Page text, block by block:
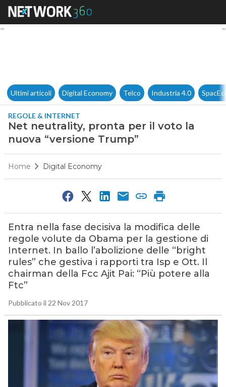
Net neutrality, pronta per il
Ultimi articoli Digital Economy Telco Industria 4.0
REGOLE & INTERNET
Net neutrality, pronta per il voto la
nuova “versione Trump”
Home Digital Economy
Entra nella fase decisiva la modifica delle
regole volute da Obama per la gestione di
Internet. In ballo l’abolizione delle “bright
rules” che gestiva i rapporti tra Isp e Ott. Il
chairman della Fcc Ajit Pai: “Più potere alla
Ftc”
Pubblicato il 22 Nov 2017